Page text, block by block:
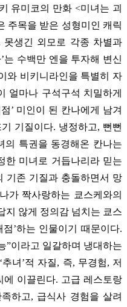
유미코의 만화 <미녀는 괴
주목을 받은 성형미인 캐릭
못생긴 외모로 각종 차별과
는 수백만 엔을 투자해 변신
와 비키니라인을 특별히 자
얼마나 구석구석 치밀하게
’ 미인이 된 칸나에게 남겨
기질이다. 냉정하고, 뻔뻔
의 특권을 동경해온 칸나는
한 미녀로 거듭나리라 믿는
기존 기질과 충돌하면서 망
가 짝사랑하는 쿄스케와의
지 않게 정의감 넘치는 쿄스
’하는 인물이기 때문이다.
”이라고 일갈하며 냉대하는
녀’적 자질, 즉, 무경험, 저
이끌린다. 고급 레스토랑
하고, 급식사 경험을 살려